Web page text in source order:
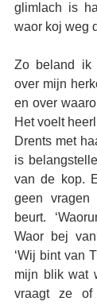
glimlach is
waor koj weg
Zo beland ik
over mijn
en over
Het voelt
Drents met
is
van de kop.
geen
beurt.
Waor bej
‘Wij bint van
mijn blik wat
vraagt ze